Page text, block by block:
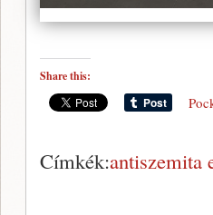
Share this:
Címkék:antiszemita